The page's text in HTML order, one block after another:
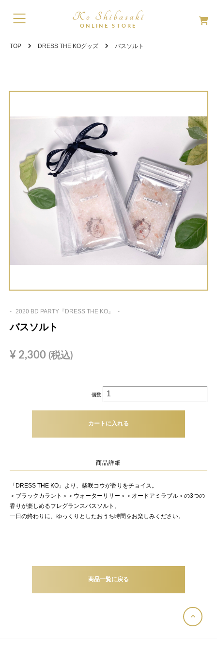
TOP DRESS THE KOグッズ バスソルト
- 2020 BD PARTY『DRESS THE KO』 -
バスソルト
¥ 2,300 (税込)
個数
カートに入れる
商品詳細
「DRESS THE KO」より、柴咲コウが香りをチョイス。
＜ブラックカラント＞＜ウォーターリリー＞＜オードアミラブル＞の3つの
香りが楽しめるフレグランスバスソルト。
一日の終わりに、ゆっくりとしたおうち時間をお楽しみください。
商品一覧に戻る